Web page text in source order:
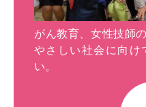
がん教育、女性技師
やさしい社会に向け
い。